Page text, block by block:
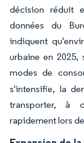
décision réduit
données du
indiquent
urbaine en 2025,
modes de
s'intensifie, la
transporter, à
rapidement lors